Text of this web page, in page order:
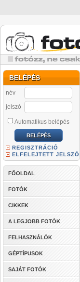
BELÉPÉS
név
jelszó
Automatikus belépés
REGISZTRÁCIÓ
ELFELEJTETT JELSZÓ
FŐOLDAL
FOTÓK
CIKKEK
A LEGJOBB FOTÓK
FELHASZNÁLÓK
GÉPTÍPUSOK
SAJÁT FOTÓK